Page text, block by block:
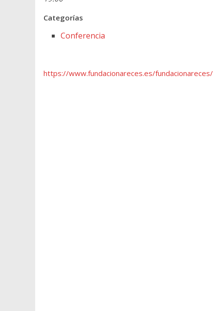
Categorías
Conferencia
https://www.fundacionareces.es/